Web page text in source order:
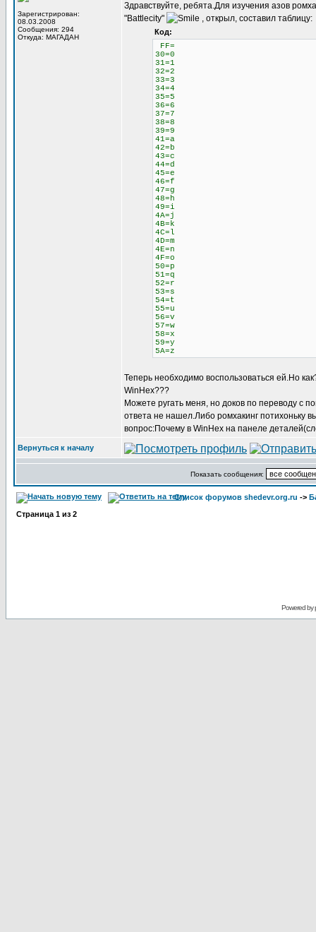
Зарегистрирован:
08.03.2008
Сообщения: 294
Откуда: МАГАДАН
Здравствуйте, ребята.Для изучения азов
"Battlecity"
, открыл, составил таблицу:
Код:
FF=
30=0
31=1
32=2
33=3
34=4
35=5
36=6
37=7
38=8
39=9
41=a
42=b
43=c
44=d
45=e
46=f
47=g
48=h
49=i
4A=j
4B=k
4C=l
4D=m
4E=n
4F=o
50=p
51=q
52=r
53=s
54=t
55=u
56=v
57=w
58=x
59=y
5A=z
Теперь необходимо воспользоваться ей.Но
WinHex???
Можете ругать меня, но доков по переводу с
ответа не нашел.Либо ромхакинг потихоньку
вопрос:Почему в WinHex на панеле
Вернуться к началу
Показать сообщения:
Список форумов shedevr.org.ru ->
Страница 1 из 2
Powered by